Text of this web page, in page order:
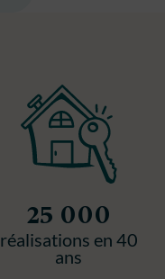
25 000
réalisations en 40
ans